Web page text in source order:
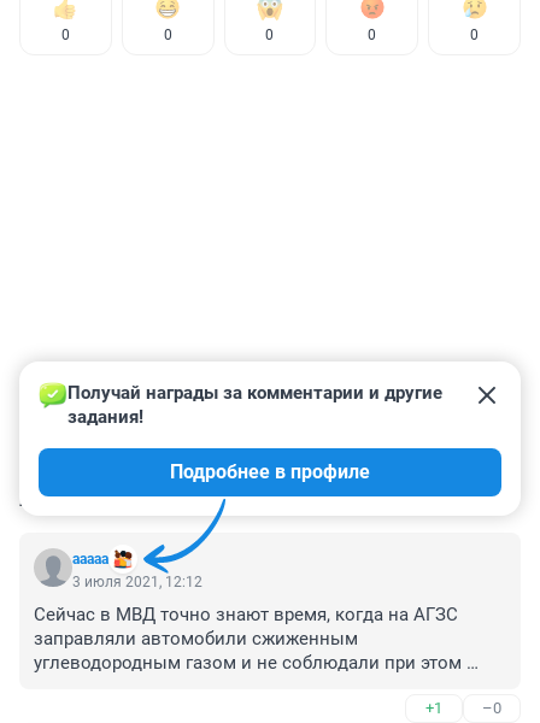
0 0 0 0 0
КОММЕНТАРИИ 77
aaaaa
Получай награды за комментарии и другие
задания!
Подробнее в профиле
3 июля 2021, 12:12
Сейчас в МВД точно знают время, когда на АГЗС
заправляли автомобили сжиженным
углеводородным газом и не соблюдали при этом
+1 –0